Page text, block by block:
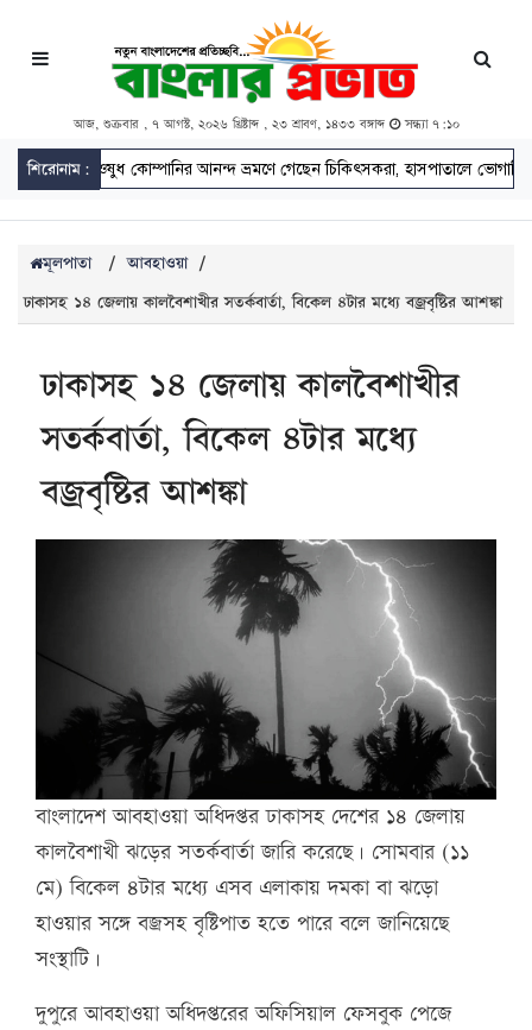
আজ, শুক্রবার , ৭ আগস্ট, ২০২৬ খ্রিষ্টাব্দ , ২৩ শ্রাবণ, ১৪৩৩ বঙ্গাব্দ সন্ধ্যা ৭:১০
শিরোনাম:ওষুধ কোম্পানির আনন্দ ভ্রমণে গেছেন চিকিৎসকরা, হাসপাতালে ভোগান্তিতে
মূলপাতা / আবহাওয়া /
ঢাকাসহ ১৪ জেলায় কালবৈশাখীর সতর্কবার্তা, বিকেল ৪টার মধ্যে বজ্রবৃষ্টির আশঙ্কা
ঢাকাসহ ১৪ জেলায় কালবৈশাখীর
সতর্কবার্তা, বিকেল ৪টার মধ্যে
বজ্রবৃষ্টির আশঙ্কা
বাংলাদেশ আবহাওয়া অধিদপ্তর ঢাকাসহ দেশের ১৪ জেলায়
কালবৈশাখী ঝড়ের সতর্কবার্তা জারি করেছে। সোমবার (১১
মে) বিকেল ৪টার মধ্যে এসব এলাকায় দমকা বা ঝড়ো
হাওয়ার সঙ্গে বজ্রসহ বৃষ্টিপাত হতে পারে বলে জানিয়েছে
সংস্থাটি।
দুপুরে আবহাওয়া অধিদপ্তরের অফিসিয়াল ফেসবুক পেজে